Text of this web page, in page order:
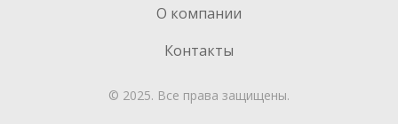
О компании
Контакты
© 2025. Все права защищены.